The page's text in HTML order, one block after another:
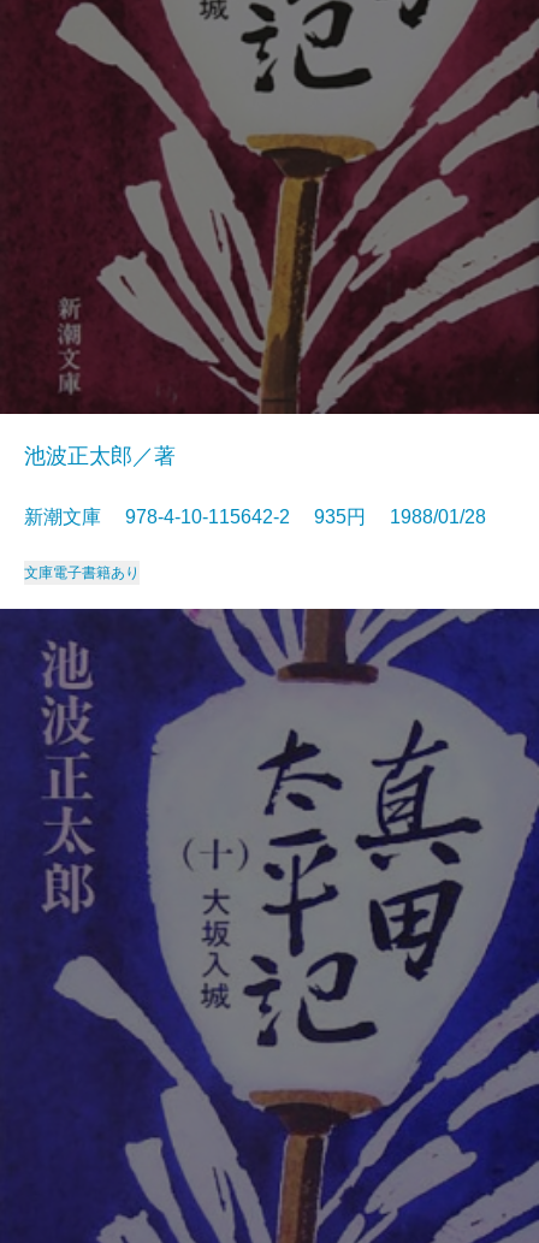
池波正太郎／著
新潮文庫 978-4-10-115642-2 935円 1988/01/28
文庫電子書籍あり